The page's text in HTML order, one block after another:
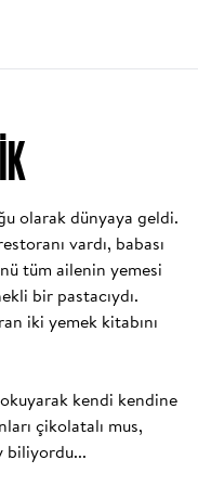
olarak dünyaya geldi.
vardı, babası
tüm ailenin yemesi
bir pastacıydı.
iki yemek kitabını
kendi kendine
çikolatalı mus,
biliyordu...